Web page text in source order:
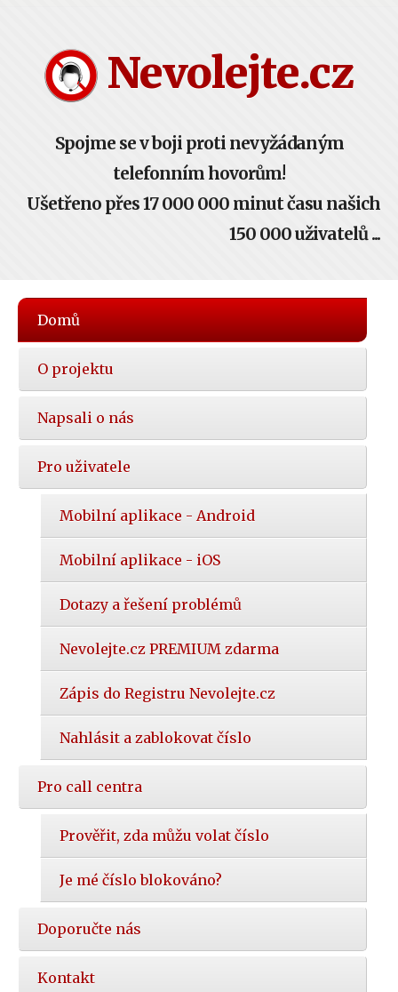
Nevolejte.cz
Spojme se v boji proti nevyžádaným
telefonním hovorům!
Ušetřeno přes 17 000 000 minut času našich
150 000 uživatelů ...
Hlavní
nabídka
Domů
O projektu
Napsali o nás
Pro uživatele
Mobilní aplikace - Android
Mobilní aplikace - iOS
Dotazy a řešení problémů
Nevolejte.cz PREMIUM zdarma
Zápis do Registru Nevolejte.cz
Nahlásit a zablokovat číslo
Pro call centra
Prověřit, zda můžu volat číslo
Je mé číslo blokováno?
Doporučte nás
Kontakt